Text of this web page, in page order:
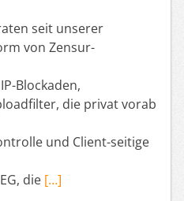
seit unserer
von Zensur-
Blockaden,
die privat vorab
und Client-seitige
die […]